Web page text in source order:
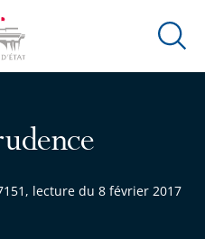
Ouvrir
lecture du 8 février 2017